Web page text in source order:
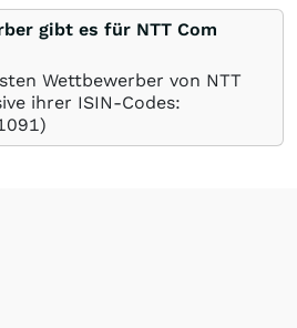
gibt es für NTT Com
Wettbewerber von NTT
ihrer ISIN-Codes: